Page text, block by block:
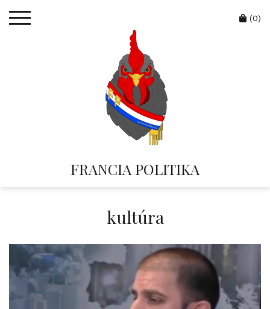
FRANCIA POLITIKA
Cart
(0)
kultúra